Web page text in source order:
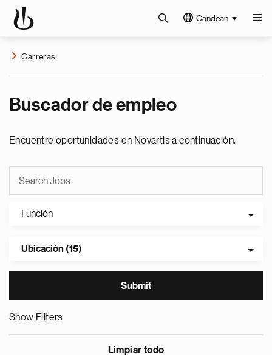
Candean
Carreras
Buscador de empleo
Encuentre oportunidades en Novartis a continuación.
Función
Ubicación (15)
Show Filters
Limpiar todo